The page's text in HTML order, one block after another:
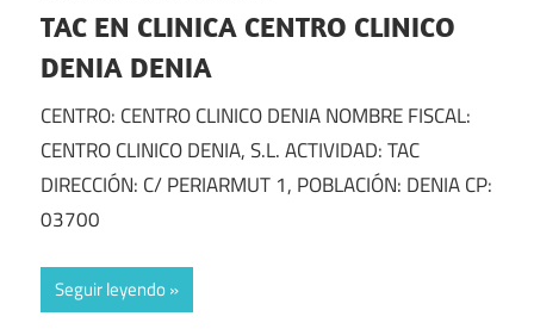
TAC EN CLINICA CENTRO CLINICO
DENIA DENIA
CENTRO: CENTRO CLINICO DENIA NOMBRE FISCAL:
CENTRO CLINICO DENIA, S.L. ACTIVIDAD: TAC
DIRECCIÓN: C/ PERIARMUT 1, POBLACIÓN: DENIA CP:
03700
Seguir leyendo